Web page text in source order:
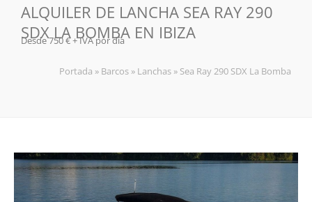
ALQUILER DE LANCHA SEA RAY 290
SDX LA BOMBA EN IBIZA
Desde 750 € + IVA por día
Portada » Barcos » Lanchas » Sea Ray 290 SDX La Bomba